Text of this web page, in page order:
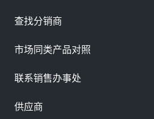
查找分销商
市场同类产品对照
联系销售办事处
供应商